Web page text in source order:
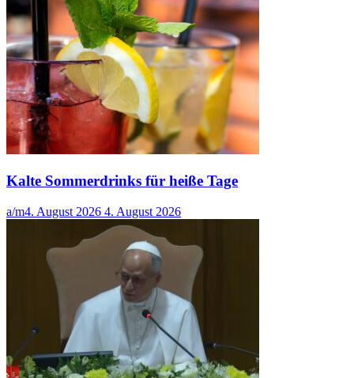
Kalte Sommerdrinks für heiße Tage
a/m4. August 2026 4. August 2026